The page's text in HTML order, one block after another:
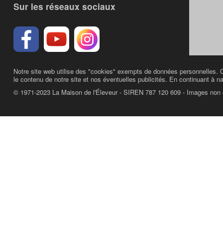
Sur les réseaux sociaux
Notre site web utilise des "cookies" exempts de données
le contenu de notre site et nos éventuelles publicités. En continuant à
© 1971-2023 La Maison de l'Éleveur - SIREN 787 120 609 - Images